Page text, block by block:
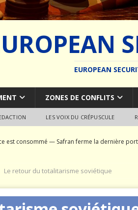
EUROPEAN
ZONES DE CONFLITS
LES VOIX DU CRÉPUSCULE
est consommé — Safran ferme la dernière
paie trois fois
JÉRÔME DENARIEZ
Le retour du totalitarisme soviétique